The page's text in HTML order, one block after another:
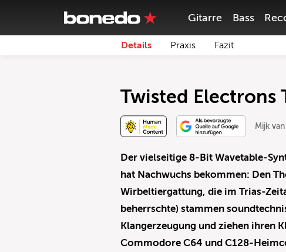
Gitarre Bass
Details Praxis Fazit
Twisted Electrons
Mijk
Der vielseitige 8-Bit Wavetable-
hat Nachwuchs bekommen: Den
Wirbeltiergattung, die im Trias-
beherrschte) stammen
Klangerzeugung und ziehen ihren
Commodore C64 und C128-